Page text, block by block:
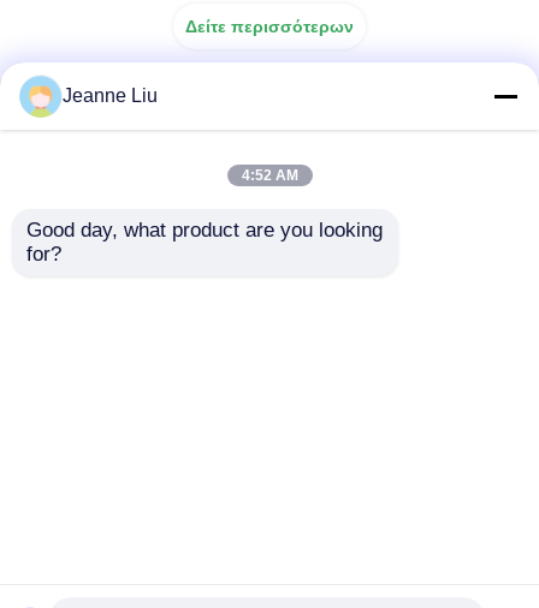
Δείτε περισσότερων
Αρχική Σελίδα
Sitemap
Privacy Policy
ΠοιότηταΦώτα ορυχείων LEDΚίνα
Jeanne Liu
4:52 AM
Good day, what product are you looking
for?